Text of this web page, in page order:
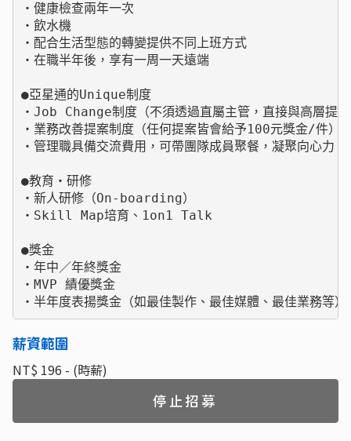
・健康檢查兩年一次
・飲水機
・配合生活型態的轉變提供不同上班方式
・在職半年後，享有一周一天遠端
●亞星通的Unique制度
・Job Change制度（不須透過直屬主管，直接與高層提
・業務改善提案制度（任何提案皆會給予100元獎金/件）
・管理職具備交流費用，可帶團隊成員聚餐，凝聚向心力
●教育・研修
・新人研修（On-boarding）
・Skill Map培育、1on1 Talk
●獎金
・年中／年終獎金
・MVP 績優獎金
・半年度表揚獎金（如最佳製作、最佳媒體、最佳業務等）
薪資範圍
NT$ 196 - (時薪)
停止招募